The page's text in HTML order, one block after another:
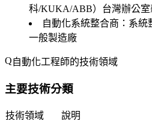
科/KUKA/ABB）台灣辦公室
自動化系統整合商 ：系
一般製造廠
自動化工程師的技術領域
主要技術分類
技術領域 說明